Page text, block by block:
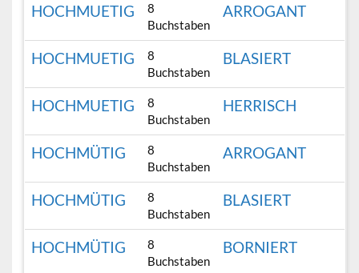
HOCHMUETIG
8
Buchstaben
ARROGANT
HOCHMUETIG
8
Buchstaben
BLASIERT
HOCHMUETIG
8
Buchstaben
HERRISCH
HOCHMÜTIG
8
Buchstaben
ARROGANT
HOCHMÜTIG
8
Buchstaben
BLASIERT
HOCHMÜTIG
8
Buchstaben
BORNIERT